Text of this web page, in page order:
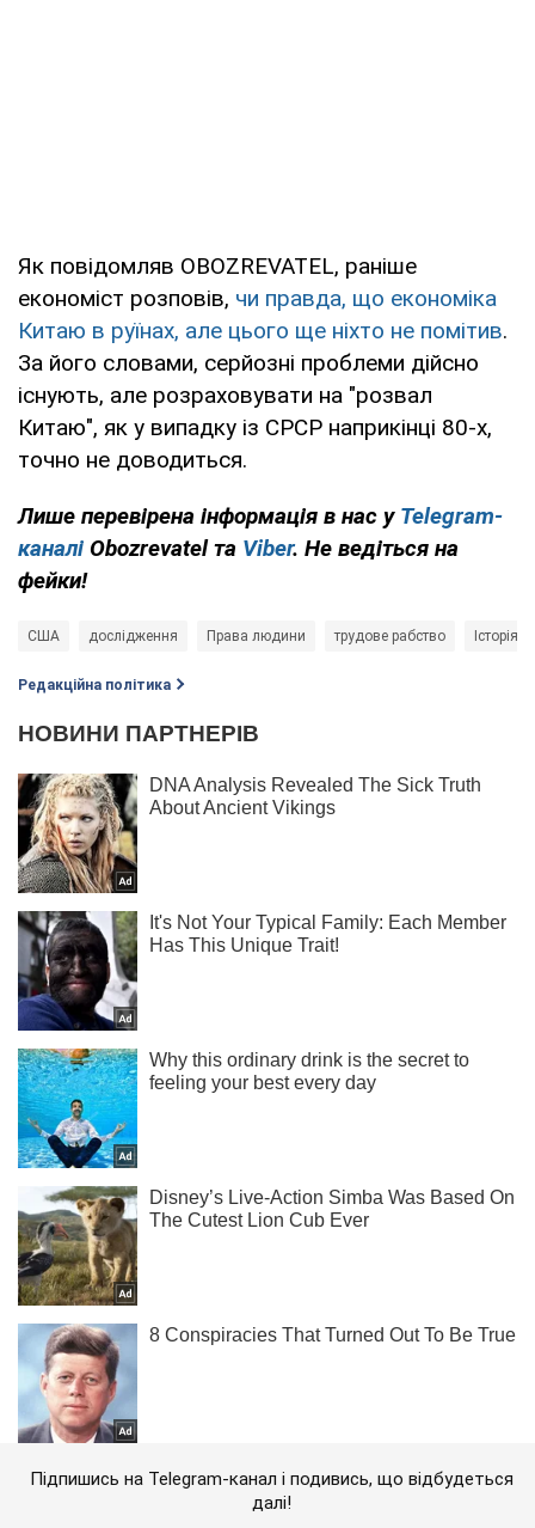
Як повідомляв OBOZREVATEL, раніше
економіст розповів, чи правда, що економіка
Китаю в руїнах, але цього ще ніхто не помітив.
За його словами, серйозні проблеми дійсно
існують, але розраховувати на "розвал
Китаю", як у випадку із СРСР наприкінці 80-х,
точно не доводиться.
Лише перевірена інформація в нас у Telegram-
каналі Obozrevatel та Viber. Не ведіться на
фейки!
США дослідження Права людини трудове рабство Історія
Редакційна політика
Підпишись на Telegram-канал і подивись, що відбудеться
далі!